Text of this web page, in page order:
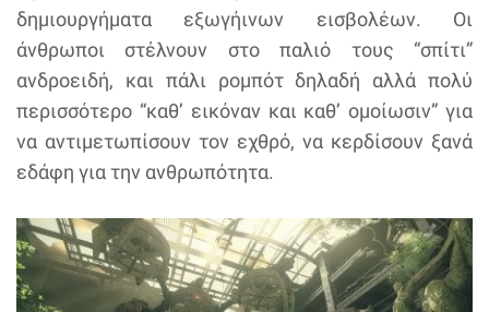
δημιουργήματα εξωγήινων εισβολέων. Οι
άνθρωποι στέλνουν στο παλιό τους “σπίτι”
ανδροειδή, και πάλι ρομπότ δηλαδή αλλά πολύ
περισσότερο “καθ’ εικόναν και καθ’ ομοίωσιν” για
να αντιμετωπίσουν τον εχθρό, να κερδίσουν ξανά
εδάφη για την ανθρωπότητα.